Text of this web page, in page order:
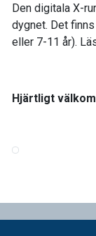
Den digitala X-
dygnet. Det
eller 7-11 år).
Hjärtligt